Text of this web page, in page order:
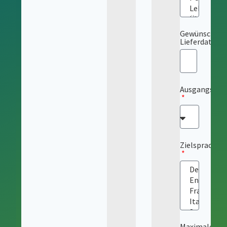
Gewünschtes
Lieferdatum
Zielsprache